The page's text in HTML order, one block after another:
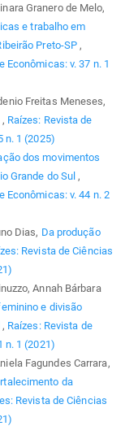
Granero de Melo,
e trabalho em
Preto-SP ,
Econômicas: v. 37 n. 1
Freitas Meneses,
, Raízes: Revista de
n. 1 (2025)
dos movimentos
Grande do Sul ,
Econômicas: v. 44 n. 2
Dias, Da produção
Revista de Ciências
Annah Bárbara
e divisão
, Raízes: Revista de
n. 1 (2021)
Fagundes Carrara,
da
Revista de Ciências